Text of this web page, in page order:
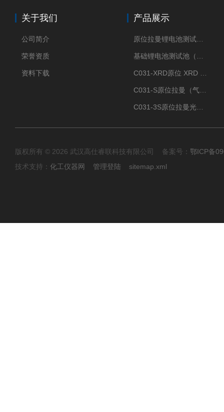
关于我们
公司简介
荣誉资质
资料下载
产品展示
版权所有 © 2026 武汉高仕睿联科技有限公司 备案号： 鄂ICP备
技术支持： 化工仪器网 管理登陆 sitemap.xml